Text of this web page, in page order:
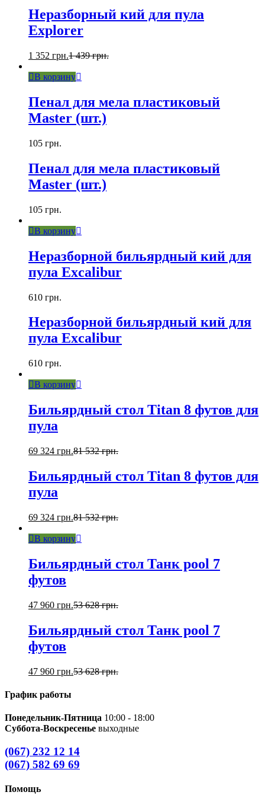
Неразборный кий для пула
Explorer
1 352 грн.1 439грн.
В корзину
Пенал для мела пластиковый
Master (шт.)
105 грн.
Пенал для мела пластиковый
Master (шт.)
105 грн.
В корзину
Неразборной бильярдный кий для
пула Excalibur
610 грн.
Неразборной бильярдный кий для
пула Excalibur
610 грн.
В корзину
Бильярдный стол Titan 8 футов для
пула
69 324 грн.81 532грн.
Бильярдный стол Titan 8 футов для
пула
69 324 грн.81 532грн.
В корзину
Бильярдный стол Танк pool 7
футов
47 960 грн.53 628грн.
Бильярдный стол Танк pool 7
футов
47 960 грн.53 628грн.
График работы
Понедельник-Пятница 10:00 - 18:00
Суббота-Воскресенье выходные
(067) 232 12 14
(067) 582 69 69
Помощь